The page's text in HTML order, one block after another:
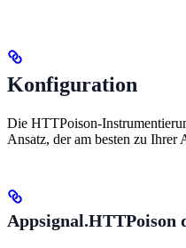
Konfiguration
Die HTTPoison-
Ansatz, der am besten zu Ihrer
Appsignal.HTTPoison